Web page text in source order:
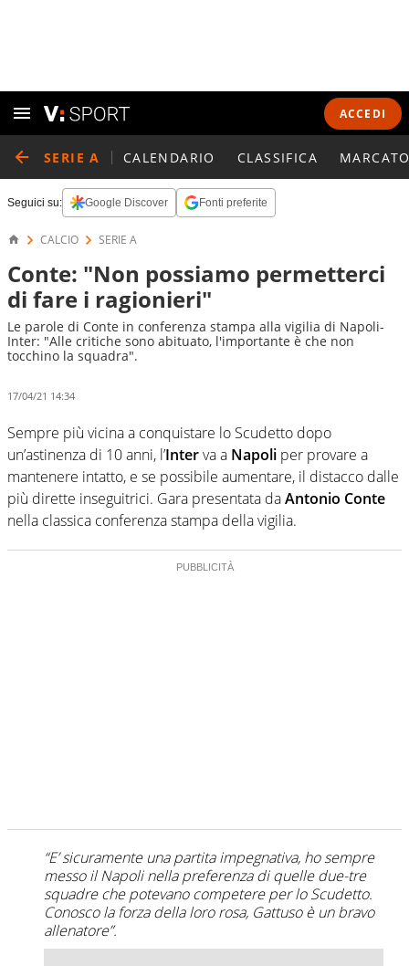
ACCEDI
SERIE A CALENDARIO CLASSIFICA
Seguici su: Google Discover Fonti preferite
CALCIO SERIE A
Conte: "Non possiamo permetterci
di fare i ragionieri"
Le parole di Conte in conferenza stampa alla vigilia di Napoli-
Inter: "Alle critiche sono abituato, l'importante è che non
tocchino la squadra".
17/04/21 14:34
Sempre più vicina a conquistare lo Scudetto dopo
un’astinenza di 10 anni, l’Interva a Napoli per provare a
mantenere intatto, e se possibile aumentare, il distacco dalle
più dirette inseguitrici. Gara presentata daAntonio Conte
nella classica conferenza stampa della vigilia.
“E’ sicuramente una partita impegnativa, ho sempre
messo il Napoli nella preferenza di quelle due-tre
squadre che potevano competere per lo Scudetto.
Conosco la forza della loro rosa, Gattuso è un bravo
allenatore”.